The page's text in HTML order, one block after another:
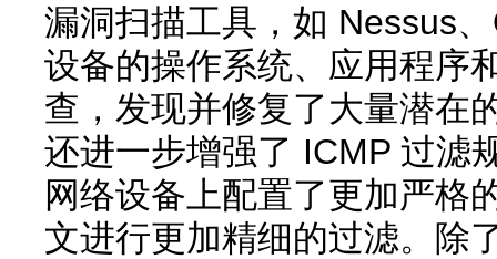
漏洞扫描工具，如 Nessus
设备的操作系统、应用程序
查，发现并修复了大量潜在
还进一步增强了 ICMP 过滤
网络设备上配置了更加严格
文进行更加精细的过滤。除